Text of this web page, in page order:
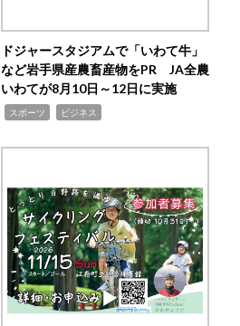
ドジャースタジアムで「いわて牛」
など岩手県産農畜産物をPR JA全農
いわてが8月10日～12日に実施
スポーツ ビジネス